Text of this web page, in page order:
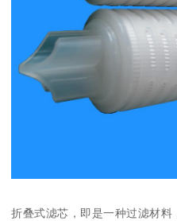
折叠式滤芯，即是一种过滤材